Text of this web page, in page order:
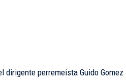
perremeista Guido Gomez